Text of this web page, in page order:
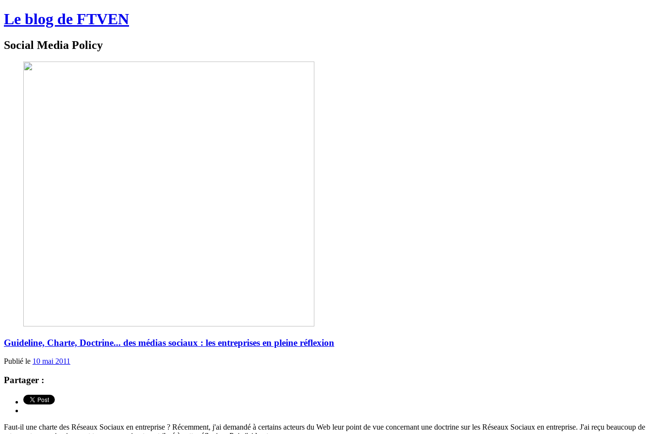
Le blog de FTVEN
Social Media Policy
Guideline, Charte, Doctrine... des médias sociaux : les entreprises en pleine réflexion
Publié le 10 mai 2011
Partager :
Faut-il une charte des Réseaux Sociaux en entreprise ? Récemment, j'ai demandé à certains acteurs du Web leur point de vue concernant une doctrine sur les Réseaux Sociaux en entreprise. J'ai reçu beaucoup de